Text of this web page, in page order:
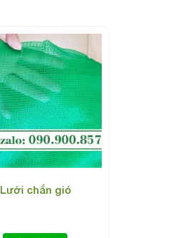
Lưới chắn gió